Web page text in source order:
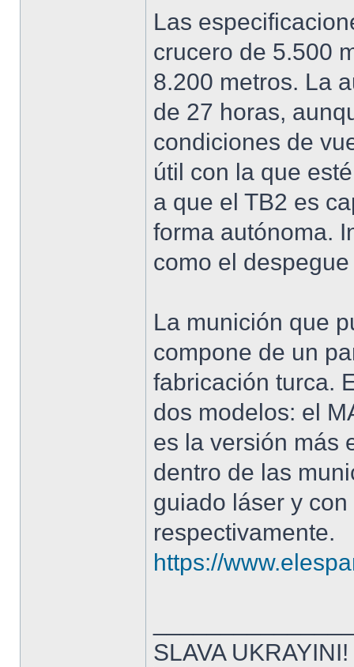
Las
crucero de 5.500
8.200 metros. La
de 27 horas,
condiciones de
útil con la que
a que el TB2 es
forma autónoma.
como el
La munición que
compone de un
fabricación turca.
dos modelos: el
es la versión más
dentro de las
guiado láser y
respectivamente.
https://
SLAVA